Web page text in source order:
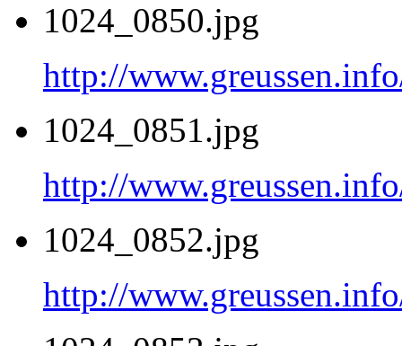
1024_0850.jpg
http://
1024_0851.jpg
http://
1024_0852.jpg
http://